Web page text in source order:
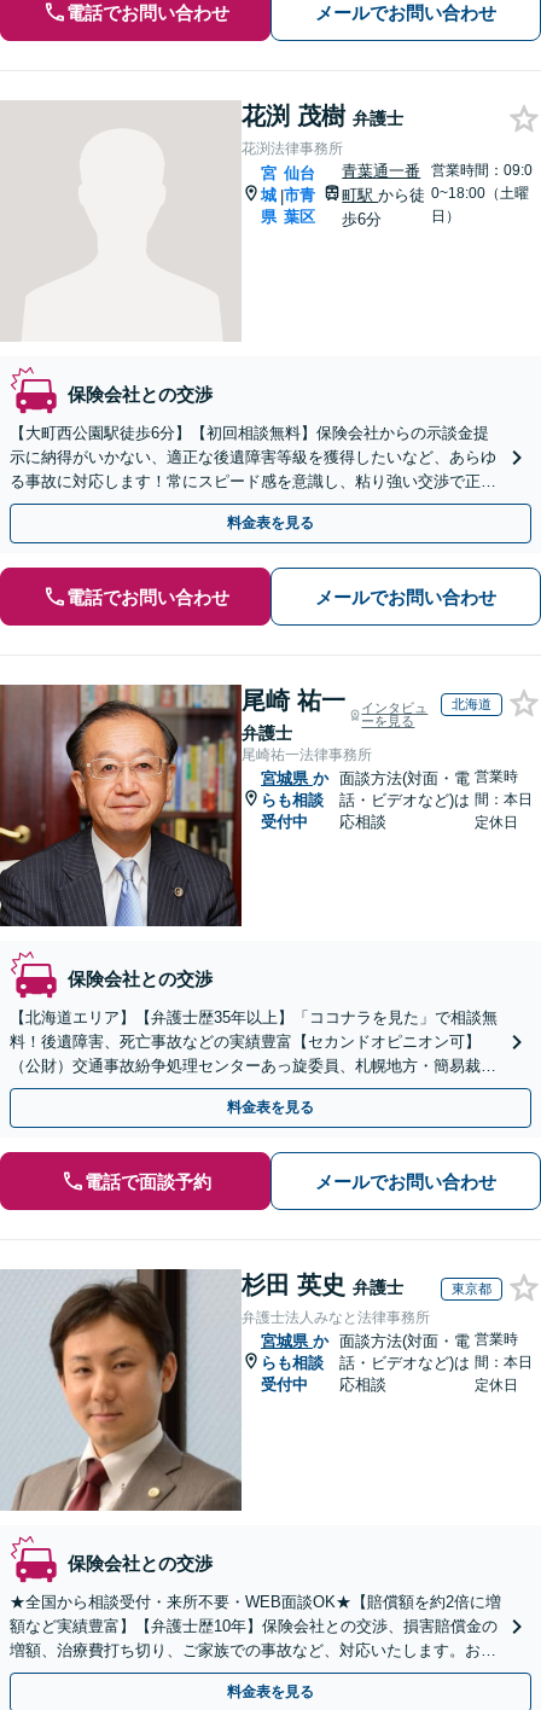
電話でお問い合わせ メールでお問い合わせ
花渕 茂樹 弁護士
花渕法律事務所
宮
城
県
|
仙台
市青
葉区
青葉通一番
町駅から徒
歩6分
営業時間：09:0
0~18:00（土曜
日）
保険会社との交渉
【大町西公園駅徒歩6分】【初回相談無料】保険会社からの示談金提
示に納得がいかない、適正な後遺障害等級を獲得したいなど、あらゆ
る事故に対応します！常にスピード感を意識し、粘り強い交渉で正当
な賠償金の獲得をサポート【電話・メール・WEB相談可】
料金表を見る
電話でお問い合わせ メールでお問い合わせ
尾崎 祐一
弁護士
インタビュ
ーを見る
北海道
尾崎祐一法律事務所
宮城県 か
らも相談
受付中
面談方法(対面・電
話・ビデオなど)は
応相談
営業時
間：本日
定休日
保険会社との交渉
【北海道エリア】【弁護士歴35年以上】「ココナラを見た」で相談無
料！後遺障害、死亡事故などの実績豊富【セカンドオピニオン可】
（公財）交通事故紛争処理センターあっ旋委員、札幌地方・簡易裁判
所調停委員の経験あり
料金表を見る
電話で面談予約 メールでお問い合わせ
杉田 英史 弁護士 東京都
弁護士法人みなと法律事務所
宮城県 か
らも相談
受付中
面談方法(対面・電
話・ビデオなど)は
応相談
営業時
間：本日
定休日
保険会社との交渉
★全国から相談受付・来所不要・WEB面談OK★【賠償額を約2倍に増
額など実績豊富】【弁護士歴10年】保険会社との交渉、損害賠償金の
増額、治療費打ち切り、ご家族での事故など、対応いたします。お早
めにご相談ください【初回相談・着手金無料】
料金表を見る